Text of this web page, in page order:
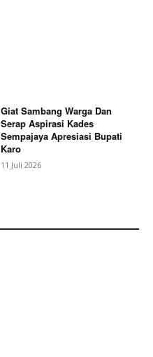
Giat Sambang Warga Dan
Serap Aspirasi Kades
Sempajaya Apresiasi Bupati
Karo
11 Juli 2026